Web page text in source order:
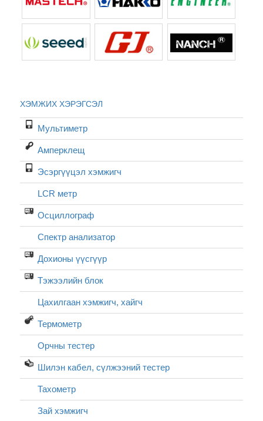
ХЭМЖИХ ХЭРЭГСЭЛ
Мультиметр
Амперклещ
Эсэргүүцэл хэмжигч
LCR метр
Осциллограф
Спектр анализатор
Дохионы үүсгүүр
Тэжээлийн блок
Цахилгаан хэмжигч, хайгч
Термометр
Орчны тестер
Шилэн кабел, cүлжээний тестер
Тахометр
Зай хэмжигч